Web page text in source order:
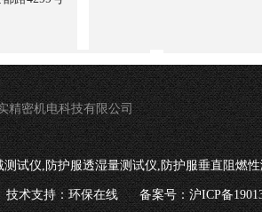
精密机电科技有限公司
测试仪,防护服透湿量测试仪,防护服垂直阻燃
技术支持：环保在线 备案号：沪ICP备